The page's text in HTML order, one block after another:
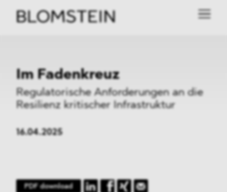
Im Fadenkreuz
Regulatorische Anforderungen an die
Resilienz kritischer Infrastruktur
16.04.2025
PDF download